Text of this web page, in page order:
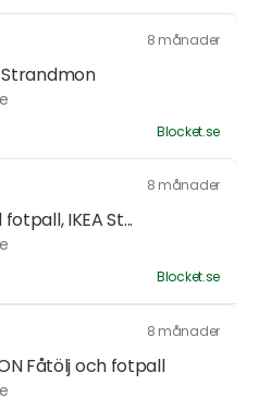
8 månader
Blocket.se
8 månader
IKEA St...
Blocket.se
8 månader
Fåtölj och fotpall